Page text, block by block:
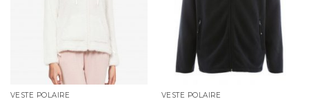
VESTE POLAIRE VESTE POLAIRE